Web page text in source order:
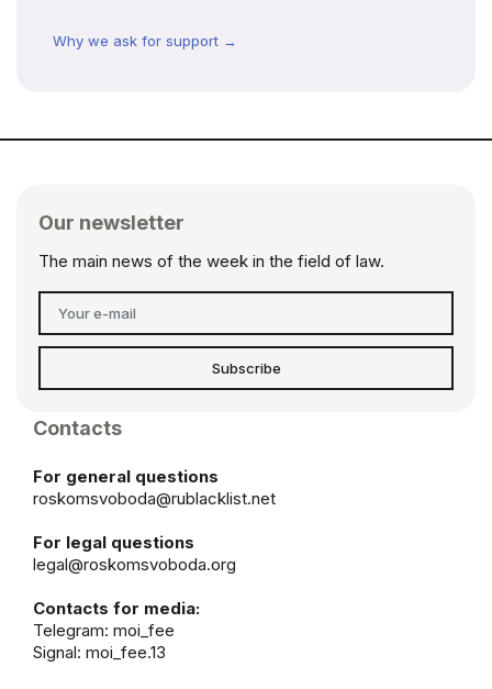
Why we ask for support →
Our newsletter
The main news of the week in the field of law.
Subscribe
Contacts
For general questions
roskomsvoboda@rublacklist.net
For legal questions
legal@roskomsvoboda.org
Contacts for media:
Telegram: moi_fee
Signal: moi_fee.13